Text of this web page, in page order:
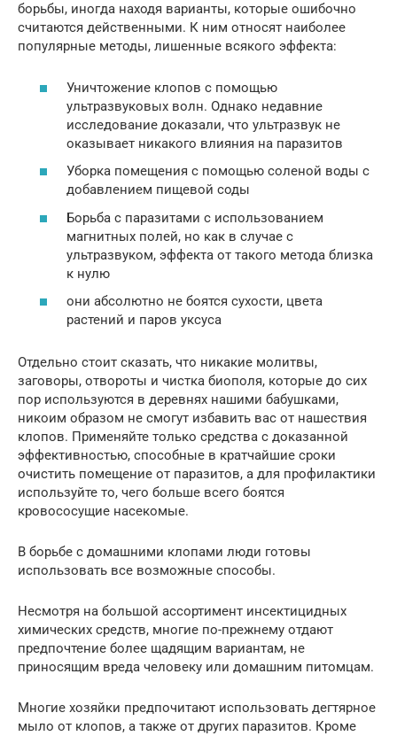
борьбы, иногда находя варианты, которые ошибочно
считаются действенными. К ним относят наиболее
популярные методы, лишенные всякого эффекта:
Уничтожение клопов с помощью
ультразвуковых волн. Однако недавние
исследование доказали, что ультразвук не
оказывает никакого влияния на паразитов
Уборка помещения с помощью соленой воды с
добавлением пищевой соды
Борьба с паразитами с использованием
магнитных полей, но как в случае с
ультразвуком, эффекта от такого метода близка
к нулю
они абсолютно не боятся сухости, цвета
растений и паров уксуса
Отдельно стоит сказать, что никакие молитвы,
заговоры, отвороты и чистка биополя, которые до сих
пор используются в деревнях нашими бабушками,
никоим образом не смогут избавить вас от нашествия
клопов. Применяйте только средства с доказанной
эффективностью, способные в кратчайшие сроки
очистить помещение от паразитов, а для профилактики
используйте то, чего больше всего боятся
кровососущие насекомые.
В борьбе с домашними клопами люди готовы
использовать все возможные способы.
Несмотря на большой ассортимент инсектицидных
химических средств, многие по-прежнему отдают
предпочтение более щадящим вариантам, не
приносящим вреда человеку или домашним питомцам.
Многие хозяйки предпочитают использовать дегтярное
мыло от клопов, а также от других паразитов. Кроме